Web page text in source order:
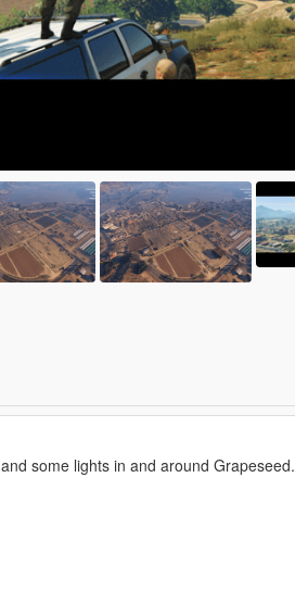
some lights in and around Grapeseed.